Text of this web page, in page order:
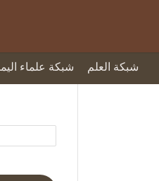
شبكة العلم شبكة علماء